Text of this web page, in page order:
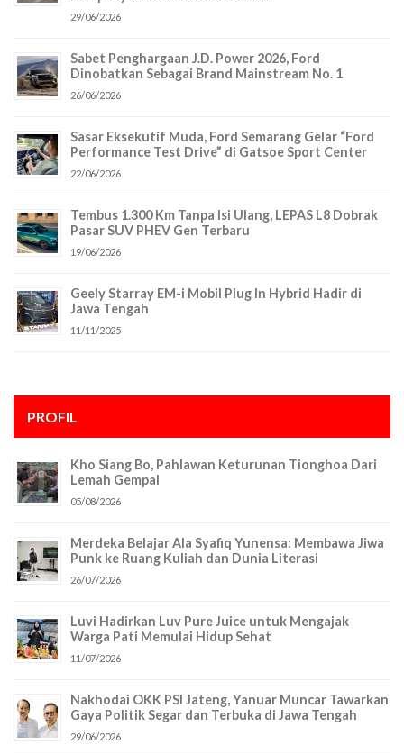
29/06/2026
Sabet Penghargaan J.D. Power 2026, Ford
Dinobatkan Sebagai Brand Mainstream No. 1
26/06/2026
Sasar Eksekutif Muda, Ford Semarang Gelar “Ford
Performance Test Drive” di Gatsoe Sport Center
22/06/2026
Tembus 1.300 Km Tanpa Isi Ulang, LEPAS L8 Dobrak
Pasar SUV PHEV Gen Terbaru
19/06/2026
Geely Starray EM-i Mobil Plug In Hybrid Hadir di
Jawa Tengah
11/11/2025
PROFIL
Kho Siang Bo, Pahlawan Keturunan Tionghoa Dari
Lemah Gempal
05/08/2026
Merdeka Belajar Ala Syafiq Yunensa: Membawa Jiwa
Punk ke Ruang Kuliah dan Dunia Literasi
26/07/2026
Luvi Hadirkan Luv Pure Juice untuk Mengajak
Warga Pati Memulai Hidup Sehat
11/07/2026
Nakhodai OKK PSI Jateng, Yanuar Muncar Tawarkan
Gaya Politik Segar dan Terbuka di Jawa Tengah
29/06/2026